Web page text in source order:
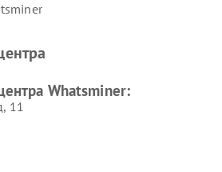
Whatsminer:
11